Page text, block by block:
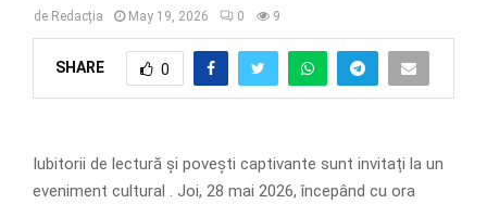
de Redacția May 19, 2026 0 9
SHARE 0
Iubitorii de lectură și povești captivante sunt invitați la un
eveniment cultural . Joi, 28 mai 2026, începând cu ora